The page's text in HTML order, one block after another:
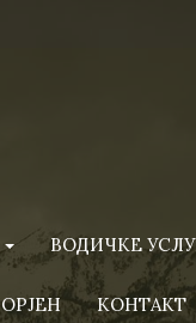
ВОДИЧКЕ
ОРЈЕН КОНТАКТ